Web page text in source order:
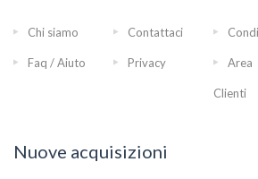
Chi siamo Contattaci
Faq / Aiuto Privacy Area
Clienti
Nuove acquisizioni